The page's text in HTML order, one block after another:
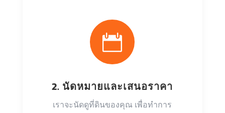

2. นัดหมายและเสนอราคา
เราจะนัดดูที่ดินของคุณ เพื่อทำการ